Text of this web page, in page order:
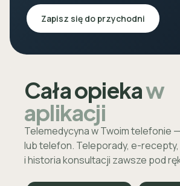
Zapisz się do przychodni
Cała opiekaw
aplikacji
Telemedycyna w Twoim telefonie
lub telefon. Teleporady, e-
i historia konsultacji zawsze pod